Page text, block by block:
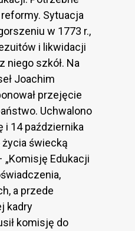
Sytuacja
w 1773 r.,
i likwidacji
niego szkół. Na
Joachim
przejęcie
Uchwalono
i 14 października
życia świecką
„Komisję Edukacji
a przede
kadry
komisję do